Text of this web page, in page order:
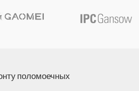
поломоечных